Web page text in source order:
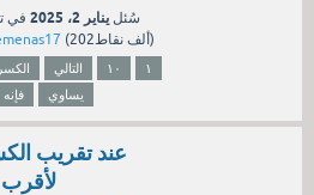
سُئل يناير 2، 2025 في
( 202ألف نقاط)
الكسر التالي ١٠
١
فإنه يساوي